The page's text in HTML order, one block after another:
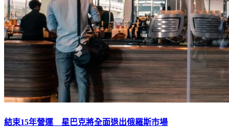
結束15年營運 星巴克將全面退出俄羅斯市場